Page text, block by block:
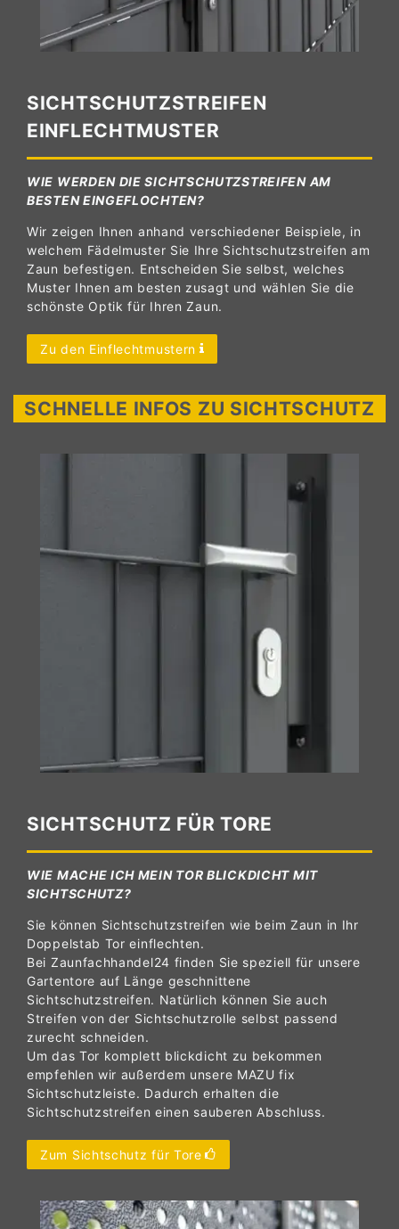
SICHTSCHUTZSTREIFEN
EINFLECHTMUSTER
WIE WERDEN DIE SICHTSCHUTZSTREIFEN AM
BESTEN EINGEFLOCHTEN?
Wir zeigen Ihnen anhand verschiedener Beispiele, in
welchem Fädelmuster Sie Ihre Sichtschutzstreifen am
Zaun befestigen. Entscheiden Sie selbst, welches
Muster Ihnen am besten zusagt und wählen Sie die
schönste Optik für Ihren Zaun.
Zu den Einflechtmustern
SCHNELLE INFOS ZU SICHTSCHUTZ
SICHTSCHUTZ FÜR TORE
WIE MACHE ICH MEIN TOR BLICKDICHT MIT
SICHTSCHUTZ?
Sie können Sichtschutzstreifen wie beim Zaun in Ihr
Doppelstab Tor einflechten.
Bei Zaunfachhandel24 finden Sie speziell für unsere
Gartentore auf Länge geschnittene
Sichtschutzstreifen. Natürlich können Sie auch
Streifen von der Sichtschutzrolle selbst passend
zurecht schneiden.
Um das Tor komplett blickdicht zu bekommen
empfehlen wir außerdem unsere MAZU fix
Sichtschutzleiste. Dadurch erhalten die
Sichtschutzstreifen einen sauberen Abschluss.
Zum Sichtschutz für Tore